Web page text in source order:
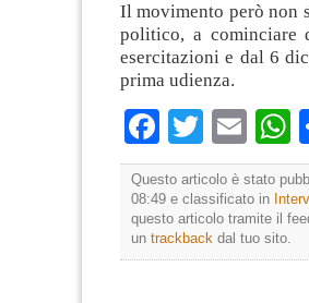
Il movimento però non
politico, a cominciare
esercitazioni e dal 6
prima udienza.
Facebook
Twitter
Questo articolo è stato
08:49 e classificato in
questo articolo tramite il
un trackback dal tuo sito.